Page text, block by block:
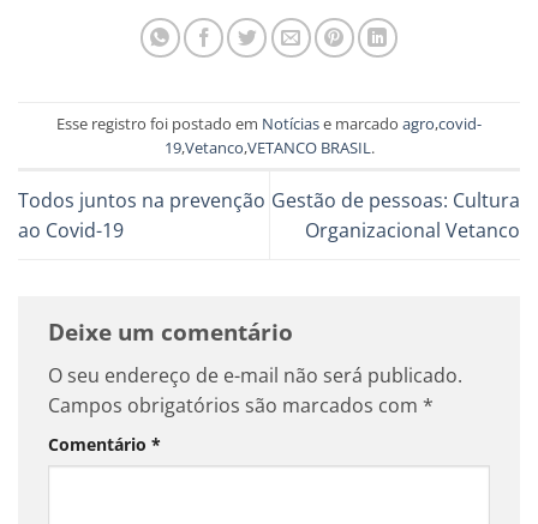
Esse registro foi postado em Notíciase marcado agro,covid-
19,Vetanco,VETANCO BRASIL.
Todos juntos na prevenção
ao Covid-19
Gestão de pessoas: Cultura
Organizacional Vetanco
Deixe um comentário
O seu endereço de e-mail não será publicado.
Campos obrigatórios são marcados com *
Comentário *